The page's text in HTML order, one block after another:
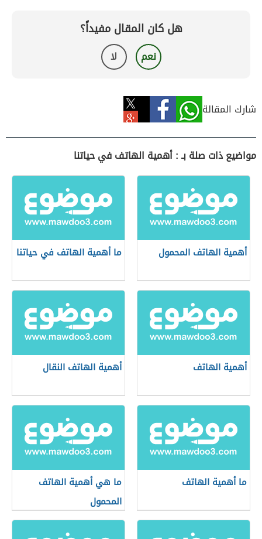
هل كان المقال مفيداً؟
نعم لا
شارك المقالة
مواضيع ذات صلة بـ : أهمية الهاتف في حياتنا
أهمية الهاتف المحمول ما أهمية الهاتف في حياتنا
أهمية الهاتف أهمية الهاتف النقال
ما أهمية الهاتف
ما هي أهمية الهاتف
المحمول